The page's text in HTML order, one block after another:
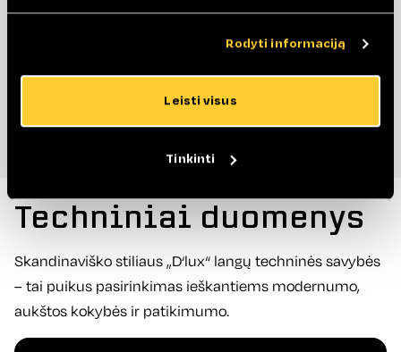
Rodyti informaciją
Leisti visus
Tinkinti
gali keistis.
gali keistis.
Techniniai duomenys
Skandinaviško stiliaus „D‘lux“ langų techninės savybės
– tai puikus pasirinkimas ieškantiems modernumo,
aukštos kokybės ir patikimumo.